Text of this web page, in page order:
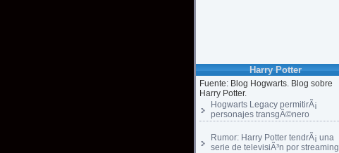
Harry Potter
Fuente: Blog Hogwarts. Blog sobre
Harry Potter.
Hogwarts Legacy permitirÃ¡
personajes transgÃ©nero
Rumor: Harry Potter tendrÃ¡ una
serie de televisiÃ³n por streaming